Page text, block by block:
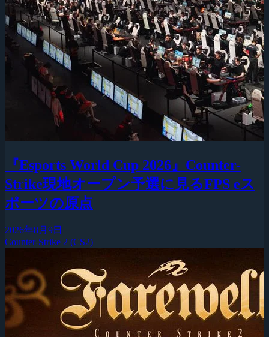
『Esports World Cup 2026』Counter-
Strike現地オープン予選に見るFPS eス
ポーツの原点
2026年8月9日
Counter-Strike 2 (CS2)